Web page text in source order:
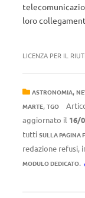
loro
LICENZA PER IL
ASTRONOMIA,
MARTE, TGO
aggiornato il 16/
tutti SULLA PAGINA
redazione refusi,
MODULO DEDICATO.